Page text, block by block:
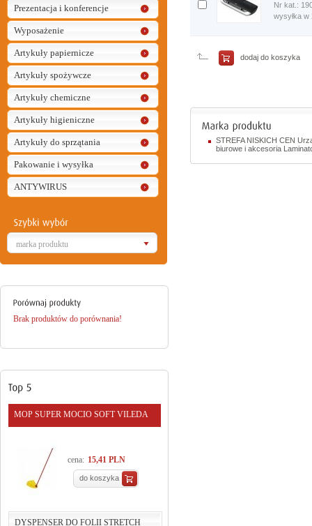
Prezentacja i konferencje
Wyposażenie
Artykuły papiernicze
Artykuły spożywcze
Artykuły chemiczne
Artykuły higieniczne
Artykuły do sprzątania
Pakowanie i wysyłka
ANTYWIRUS
marka produktu
Brak produktów do porównania!
MOP SUPER MOCIO SOFT VILEDA
cena: 15,41 PLN
do koszyka
DYSPENSER DO FOLII STRETCH
teraz
Nr kat.:
wysyłka w
dodaj do koszyka
STREFA NISKICH CEN
biurowe i akcesoria